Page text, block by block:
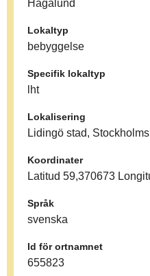
Hagalund
Lokaltyp
bebyggelse
Specifik lokaltyp
lht
Lokalisering
Lidingö stad,
Koordinater
Latitud 59,370673
Språk
svenska
Id för ortnamnet
655823